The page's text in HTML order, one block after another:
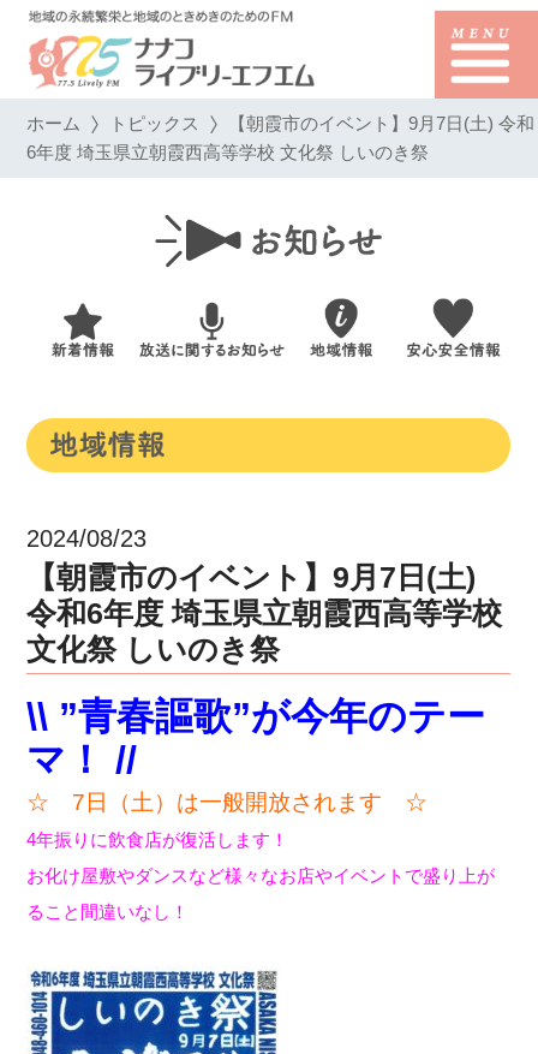
ホーム トピックス 【朝霞市のイベント】9月7日(土) 令和
6年度 埼玉県立朝霞西高等学校 文化祭 しいのき祭
2024/08/23
【朝霞市のイベント】9月7日(土)
令和6年度 埼玉県立朝霞西高等学校
文化祭 しいのき祭
\\ ”青春謳歌”が今年のテー
マ！ //
☆ 7日（土）は一般開放されます ☆
4年振りに飲食店が復活します！
お化け屋敷やダンスなど様々なお店やイベントで盛り上が
ること間違いなし！